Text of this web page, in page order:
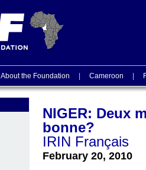
About the Foundation Cameroon
NIGER: Deux
bonne?
IRIN Français
February 20, 2010